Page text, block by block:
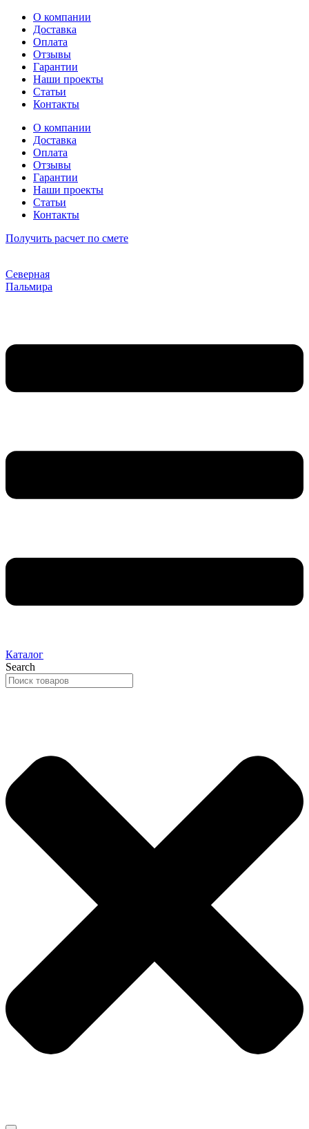
Перейти
содержимому
О компании
Доставка
Оплата
Отзывы
Гарантии
Наши проекты
Статьи
Контакты
О компании
Доставка
Оплата
Отзывы
Гарантии
Наши проекты
Статьи
Контакты
Получить расчет по смете
Северная
Пальмира
Каталог
Search